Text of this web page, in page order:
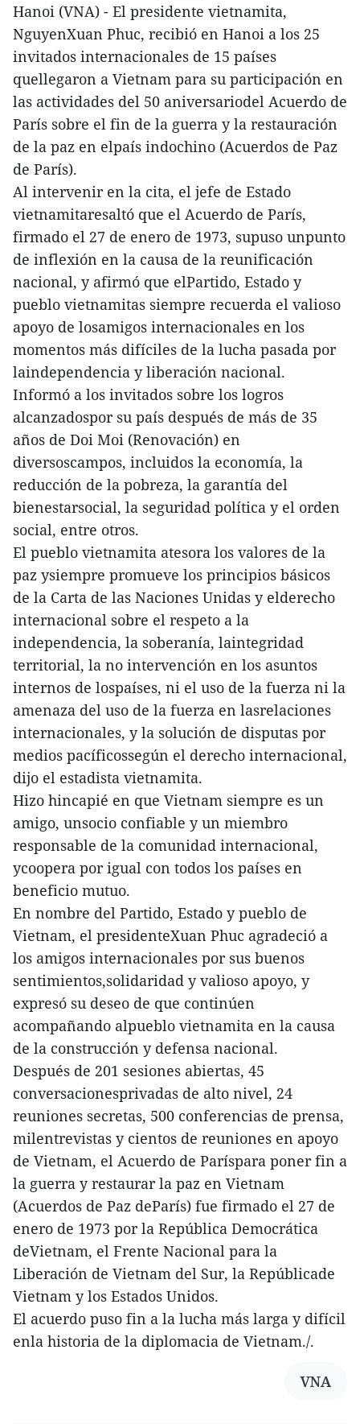
Hanoi (VNA) - El presidente vietnamita,
NguyenXuan Phuc, recibió en Hanoi a los 25
invitados internacionales de 15 países
quellegaron a Vietnam para su participación en
las actividades del 50 aniversariodel Acuerdo de
París sobre el fin de la guerra y la restauración
de la paz en elpaís indochino (Acuerdos de Paz
de París).
Al intervenir en la cita, el jefe de Estado
vietnamitaresaltó que el Acuerdo de París,
firmado el 27 de enero de 1973, supuso unpunto
de inflexión en la causa de la reunificación
nacional, y afirmó que elPartido, Estado y
pueblo vietnamitas siempre recuerda el valioso
apoyo de losamigos internacionales en los
momentos más difíciles de la lucha pasada por
laindependencia y liberación nacional.
Informó a los invitados sobre los logros
alcanzadospor su país después de más de 35
años de Doi Moi (Renovación) en
diversoscampos, incluidos la economía, la
reducción de la pobreza, la garantía del
bienestarsocial, la seguridad política y el orden
social, entre otros.
El pueblo vietnamita atesora los valores de la
paz ysiempre promueve los principios básicos
de la Carta de las Naciones Unidas y elderecho
internacional sobre el respeto a la
independencia, la soberanía, laintegridad
territorial, la no intervención en los asuntos
internos de lospaíses, ni el uso de la fuerza ni la
amenaza del uso de la fuerza en lasrelaciones
internacionales, y la solución de disputas por
medios pacíficossegún el derecho internacional,
dijo el estadista vietnamita.
Hizo hincapié en que Vietnam siempre es un
amigo, unsocio confiable y un miembro
responsable de la comunidad internacional,
ycoopera por igual con todos los países en
beneficio mutuo.
En nombre del Partido, Estado y pueblo de
Vietnam, el presidenteXuan Phuc agradeció a
los amigos internacionales por sus buenos
sentimientos,solidaridad y valioso apoyo, y
expresó su deseo de que continúen
acompañando alpueblo vietnamita en la causa
de la construcción y defensa nacional.
Después de 201 sesiones abiertas, 45
conversacionesprivadas de alto nivel, 24
reuniones secretas, 500 conferencias de prensa,
milentrevistas y cientos de reuniones en apoyo
de Vietnam, el Acuerdo de Paríspara poner fin a
la guerra y restaurar la paz en Vietnam
(Acuerdos de Paz deParís) fue firmado el 27 de
enero de 1973 por la República Democrática
deVietnam, el Frente Nacional para la
Liberación de Vietnam del Sur, la Repúblicade
Vietnam y los Estados Unidos.
El acuerdo puso fin a la lucha más larga y difícil
enla historia de la diplomacia de Vietnam./.
VNA